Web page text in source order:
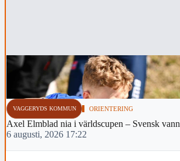
VAGGERYDS KOMMUN ORIENTERING
Axel Elmblad nia i världscupen – Svensk vann
6 augusti, 2026 17:22